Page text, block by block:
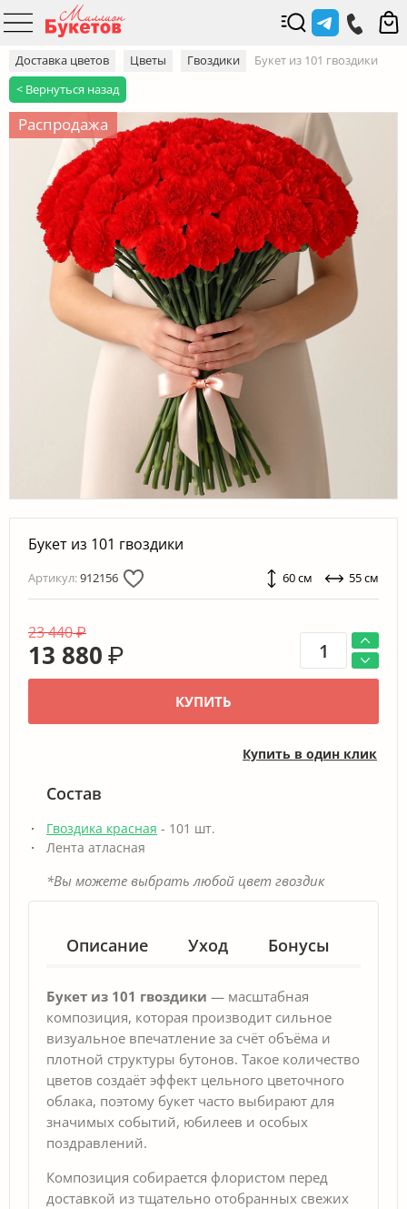
Доставка цветов Цветы Гвоздики
Букет из 101 гвоздики
< Вернуться назад
Распродажа
Букет из 101 гвоздики
Артикул:912156 60 см 55 см
23 440 ₽
13 880 ₽
КУПИТЬ
Купить в один клик
Состав
Гвоздика красная - 101 шт.
Лента атласная
*Вы можете выбрать любой цвет гвоздик
Описание Уход Бонусы
Букет из 101 гвоздики — масштабная
композиция, которая производит сильное
визуальное впечатление за счёт объёма и
плотной структуры бутонов. Такое количество
цветов создаёт эффект цельного цветочного
облака, поэтому букет часто выбирают для
значимых событий, юбилеев и особых
поздравлений.
Композиция собирается флористом перед
доставкой из тщательно отобранных свежих